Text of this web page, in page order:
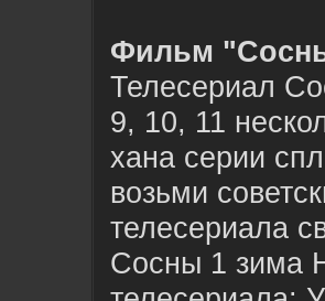
Фильм
Телесериал
9, 10, 11
хана серии
возьми
телесериала
Сосны 1 зима